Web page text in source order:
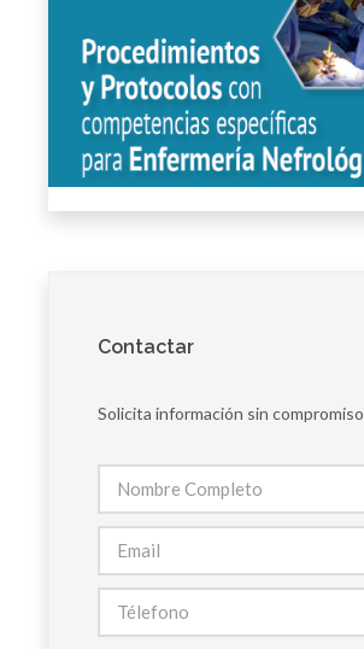
Contactar
Solicita información sin compromiso